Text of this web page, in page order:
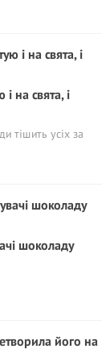
на свята, і
тішить усіх за
шоколаду